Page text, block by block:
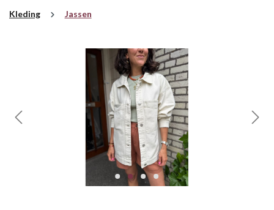
Kleding Jassen